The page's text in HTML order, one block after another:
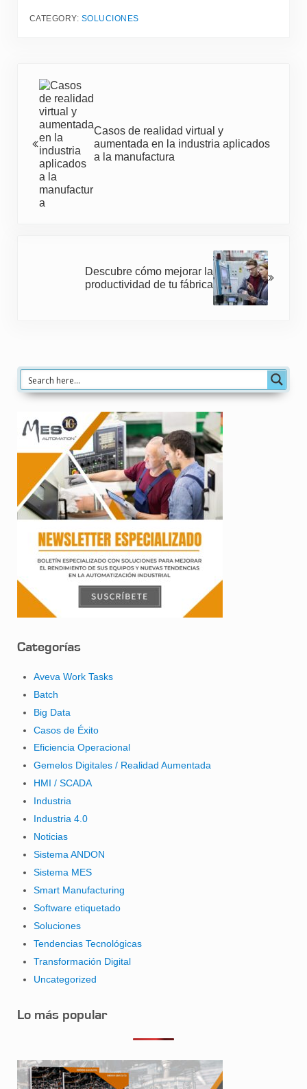
CATEGORY: SOLUCIONES
Casos de realidad virtual y
aumentada en la industria aplicados
a la manufactura
Descubre cómo mejorar la
productividad de tu fábrica
Sidebar
Categorías
Aveva Work Tasks
Batch
Big Data
Casos de Éxito
Eficiencia Operacional
Gemelos Digitales / Realidad Aumentada
HMI / SCADA
Industria
Industria 4.0
Noticias
Sistema ANDON
Sistema MES
Smart Manufacturing
Software etiquetado
Soluciones
Tendencias Tecnológicas
Transformación Digital
Uncategorized
Lo más popular